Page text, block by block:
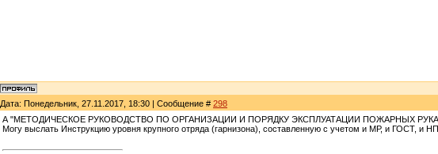
Дата: Понедельник, 27.11.2017, 18:30 | Сообщение # 298
А "МЕТОДИЧЕСКОЕ РУКОВОДСТВО ПО ОРГАНИЗАЦИИ И ПОРЯДКУ ЭКСПЛУАТАЦИИ ПОЖАРНЫХ
Могу выслать Инструкцию уровня крупного отряда (гарнизона), составленную с учетом и МР, и ГОСТ, и